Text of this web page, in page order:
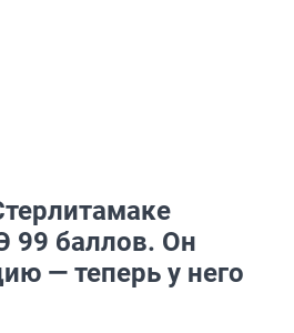
99 баллов. Он
— теперь у него